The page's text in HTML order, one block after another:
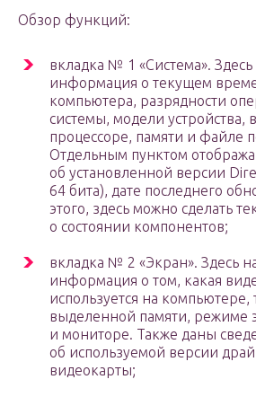
Обзор функций:
вкладка № 1 «Система». Здесь
информация о текущем
компьютера, разрядности
системы, модели устройства,
процессоре, памяти и файле
Отдельным пунктом
об установленной версии
64 бита), дате последнего
этого, здесь можно сделать
о состоянии компонентов;
вкладка № 2 «Экран». Здесь
информация о том, какая
используется на
выделенной памяти, режиме
и мониторе. Также даны
об используемой версии
видеокарты;